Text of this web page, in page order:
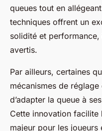
queues tout en
techniques offrent un
solidité et
avertis.
Par ailleurs, certaines
mécanismes de
d’adapter la queue à
Cette innovation facilite
majeur pour les